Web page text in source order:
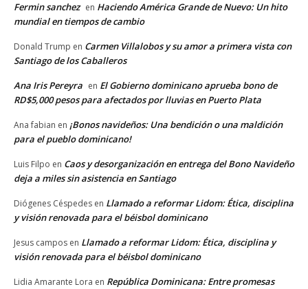
Fermin sanchez en Haciendo América Grande de Nuevo: Un hito
mundial en tiempos de cambio
Donald Trump en Carmen Villalobos y su amor a primera vista con
Santiago de los Caballeros
Ana Iris Pereyra en El Gobierno dominicano aprueba bono de
RD$5,000 pesos para afectados por lluvias en Puerto Plata
Ana fabian en ¡Bonos navideños: Una bendición o una maldición
para el pueblo dominicano!
Luis Filpo en Caos y desorganización en entrega del Bono Navideño
deja a miles sin asistencia en Santiago
Diógenes Céspedes en Llamado a reformar Lidom: Ética, disciplina
y visión renovada para el béisbol dominicano
Jesus campos en Llamado a reformar Lidom: Ética, disciplina y
visión renovada para el béisbol dominicano
Lidia Amarante Lora en República Dominicana: Entre promesas